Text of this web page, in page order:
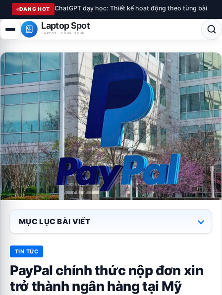
ĐANG HOT ChatGPT dạy học: Thiết kế hoạt động theo từng bài
Laptop Spot
LAPTOP · CÔNG NGHỆ
MỤC LỤC BÀI VIẾT
TIN TỨC
PayPal chính thức nộp đơn xin
trở thành ngân hàng tại Mỹ